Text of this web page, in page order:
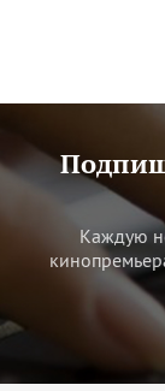
Каждую